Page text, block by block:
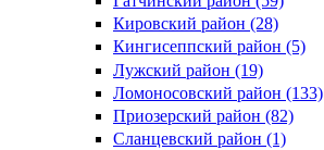
Кировский район (28)
Кингисеппский район (5)
Лужский район (19)
Ломоносовский район (133)
Приозерский район (82)
Сланцевский район (1)